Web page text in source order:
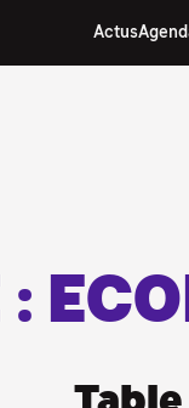
Actus